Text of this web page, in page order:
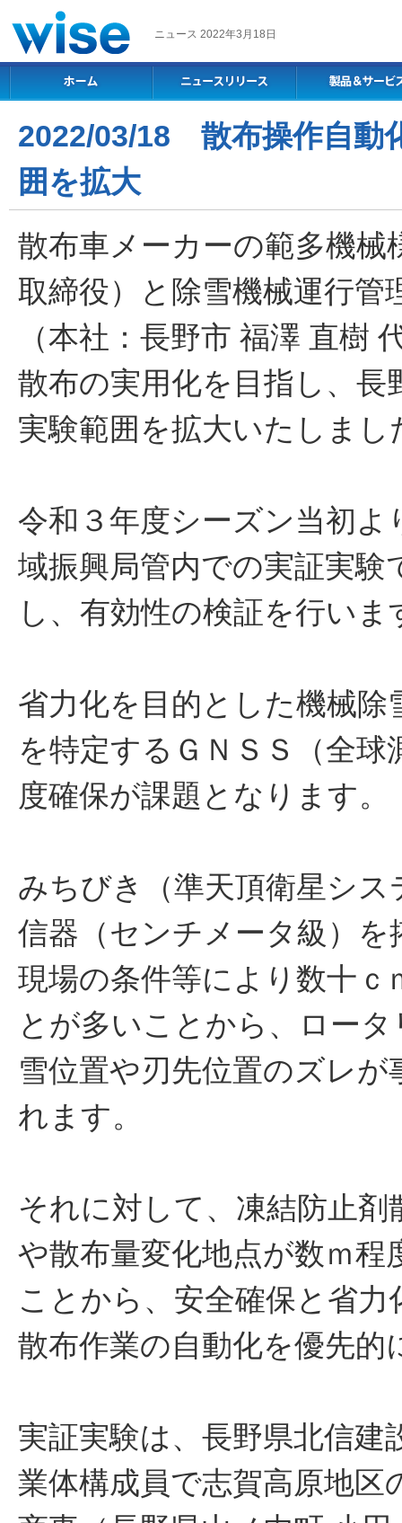
ニュース 2022年3月18日
2022/03/18 散布操作自動
囲を拡大
散布車メーカーの範多機械
取締役）と除雪機械運行
（本社：長野市 福澤 直樹
散布の実用化を目指し、長
実験範囲を拡大いたしまし
令和３年度シーズン当初よ
域振興局管内での実証実
し、有効性の検証を行いま
省力化を目的とした機械
を特定するＧＮＳＳ（全
度確保が課題となります。
みちびき（準天頂衛星シ
信器（センチメータ級）
現場の条件等により数十
とが多いことから、ロー
雪位置や刃先位置のズレ
れます。
それに対して、凍結防止
や散布量変化地点が数ｍ
ことから、安全確保と省
散布作業の自動化を優先的
実証実験は、長野県北信建
業体構成員で志賀高原地区